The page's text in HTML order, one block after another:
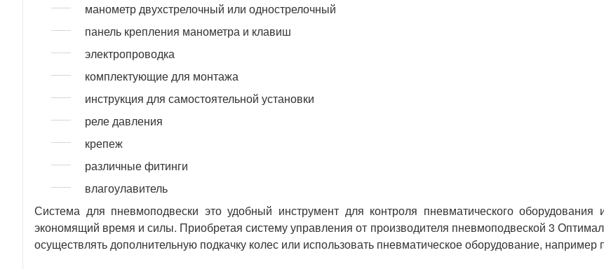
манометр двухстрелочный или однострелочный
панель крепления манометра и клавиш
электропроводка
комплектующие для монтажа
инструкция для самостоятельной установки
реле давления
крепеж
различные фитинги
влагоулавитель
Система для пневмоподвески это удобный инструмент для контроля пневматического оборудования
экономящий время и силы. Приобретая систему управления от производителя пневмоподвеской 3
осуществлять дополнительную подкачку колес или использовать пневматическое оборудование, например